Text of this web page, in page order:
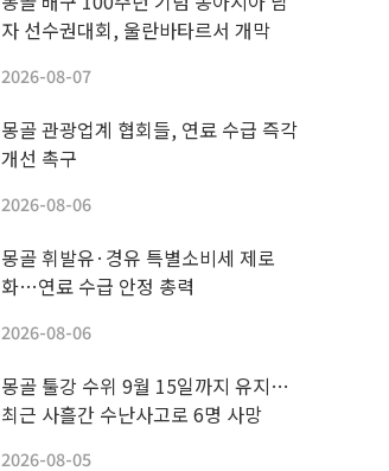
자 선수권대회, 울란바타르서 개막
2026-08-07
몽골 관광업계 협회들, 연료 수급 즉각
개선 촉구
2026-08-06
몽골 휘발유·경유 특별소비세 제로
화…연료 수급 안정 총력
2026-08-06
몽골 툴강 수위 9월 15일까지 유지…
최근 사흘간 수난사고로 6명 사망
2026-08-05